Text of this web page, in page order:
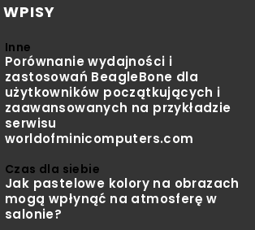
Inne
Porównanie wydajności i
zastosowań BeagleBone dla
użytkowników początkujących i
zaawansowanych na przykładzie
serwisu
worldofminicomputers.com
Czas dla siebie
Jak pastelowe kolory na obrazach
mogą wpłynąć na atmosferę w
salonie?